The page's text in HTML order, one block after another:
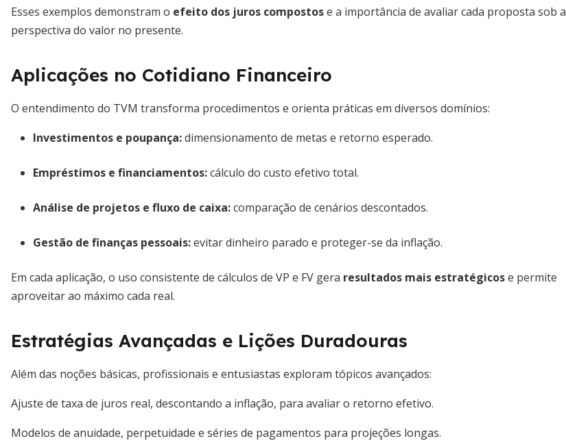
Esses exemplos demonstram o efeito dos juros compostose a importância de avaliar cada proposta sob a
perspectiva do valor no presente.
Aplicações no Cotidiano Financeiro
O entendimento do TVM transforma procedimentos e orienta práticas em diversos domínios:
Investimentos e poupança:dimensionamento de metas e retorno esperado.
Empréstimos e financiamentos:cálculo do custo efetivo total.
Análise de projetos e fluxo de caixa:comparação de cenários descontados.
Gestão de finanças pessoais:evitar dinheiro parado e proteger-se da inflação.
Em cada aplicação, o uso consistente de cálculos de VP e FV gera resultados mais estratégicose permite
aproveitar ao máximo cada real.
Estratégias Avançadas e Lições Duradouras
Além das noções básicas, profissionais e entusiastas exploram tópicos avançados:
Ajuste de taxa de juros real, descontando a inflação, para avaliar o retorno efetivo.
Modelos de anuidade, perpetuidade e séries de pagamentos para projeções longas.